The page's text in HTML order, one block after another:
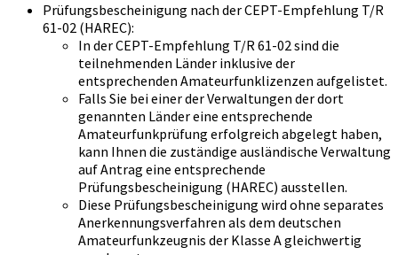
Prüfungsbescheinigung nach der CEPT-Empfehlung T/R
61-02 (HAREC):
In der CEPT-Empfehlung T/R 61-02 sind die
teilnehmenden Länder inklusive der
entsprechenden Amateurfunklizenzen aufgelistet.
Falls Sie bei einer der Verwaltungen der dort
genannten Länder eine entsprechende
Amateurfunkprüfung erfolgreich abgelegt haben,
kann Ihnen die zuständige ausländische Verwaltung
auf Antrag eine entsprechende
Prüfungsbescheinigung (HAREC) ausstellen.
Diese Prüfungsbescheinigung wird ohne separates
Anerkennungsverfahren als dem deutschen
Amateurfunkzeugnis der Klasse A gleichwertig